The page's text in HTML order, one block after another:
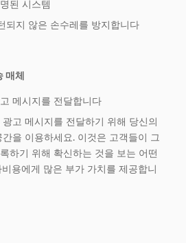
된 시스템
되지 않은 손수레를 방지합니다
매체
메시지를 전달합니다
고 메시지를 전달하기 위해 당신의
을 이용하세요. 이것은 고객들이 그
하기 위해 확신하는 것을 보는 어떤
용에게 많은 부가 가치를 제공합니